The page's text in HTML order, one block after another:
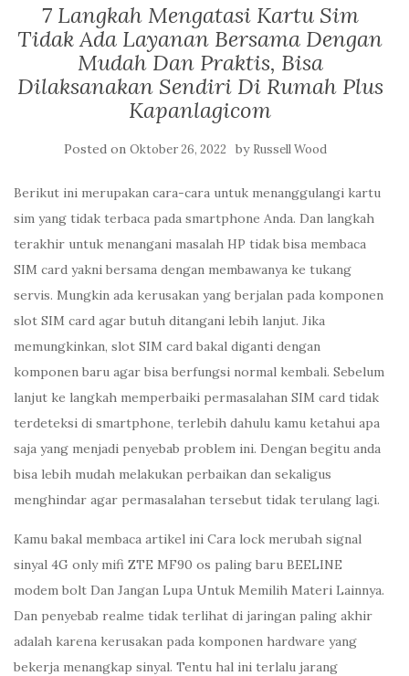
7 Langkah Mengatasi Kartu Sim
Tidak Ada Layanan Bersama Dengan
Mudah Dan Praktis, Bisa
Dilaksanakan Sendiri Di Rumah Plus
Kapanlagicom
Posted on Oktober 26, 2022 by Russell Wood
Berikut ini merupakan cara-cara untuk menanggulangi kartu
sim yang tidak terbaca pada smartphone Anda. Dan langkah
terakhir untuk menangani masalah HP tidak bisa membaca
SIM card yakni bersama dengan membawanya ke tukang
servis. Mungkin ada kerusakan yang berjalan pada komponen
slot SIM card agar butuh ditangani lebih lanjut. Jika
memungkinkan, slot SIM card bakal diganti dengan
komponen baru agar bisa berfungsi normal kembali. Sebelum
lanjut ke langkah memperbaiki permasalahan SIM card tidak
terdeteksi di smartphone, terlebih dahulu kamu ketahui apa
saja yang menjadi penyebab problem ini. Dengan begitu anda
bisa lebih mudah melakukan perbaikan dan sekaligus
menghindar agar permasalahan tersebut tidak terulang lagi.
Kamu bakal membaca artikel ini Cara lock merubah signal
sinyal 4G only mifi ZTE MF90 os paling baru BEELINE
modem bolt Dan Jangan Lupa Untuk Memilih Materi Lainnya.
Dan penyebab realme tidak terlihat di jaringan paling akhir
adalah karena kerusakan pada komponen hardware yang
bekerja menangkap sinyal. Tentu hal ini terlalu jarang